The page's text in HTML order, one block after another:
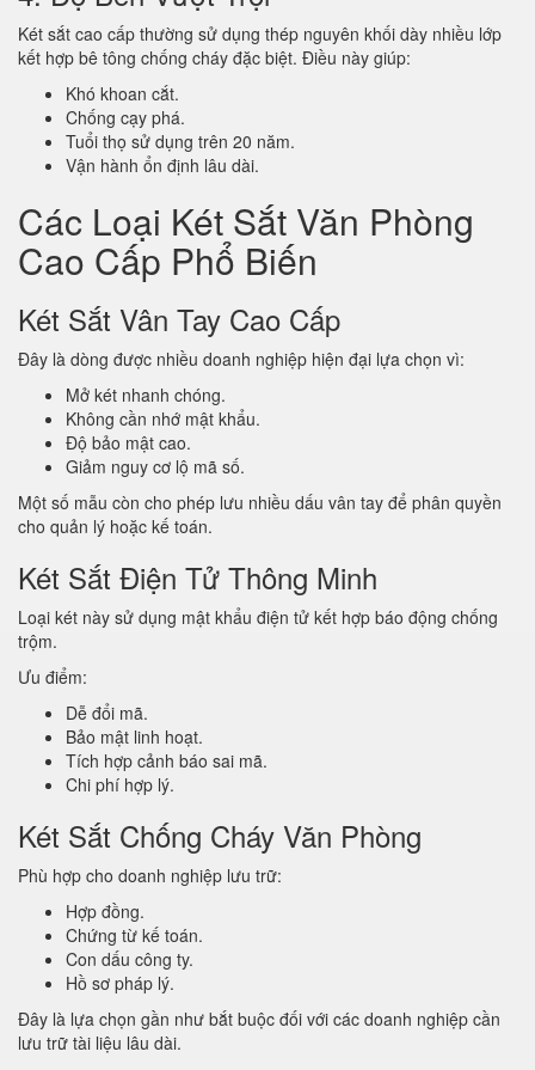
Két sắt cao cấp thường sử dụng thép nguyên khối dày nhiều lớp
kết hợp bê tông chống cháy đặc biệt. Điều này giúp:
Khó khoan cắt.
Chống cạy phá.
Tuổi thọ sử dụng trên 20 năm.
Vận hành ổn định lâu dài.
Các Loại Két Sắt Văn Phòng
Cao Cấp Phổ Biến
Két Sắt Vân Tay Cao Cấp
Đây là dòng được nhiều doanh nghiệp hiện đại lựa chọn vì:
Mở két nhanh chóng.
Không cần nhớ mật khẩu.
Độ bảo mật cao.
Giảm nguy cơ lộ mã số.
Một số mẫu còn cho phép lưu nhiều dấu vân tay để phân quyền
cho quản lý hoặc kế toán.
Két Sắt Điện Tử Thông Minh
Loại két này sử dụng mật khẩu điện tử kết hợp báo động chống
trộm.
Ưu điểm:
Dễ đổi mã.
Bảo mật linh hoạt.
Tích hợp cảnh báo sai mã.
Chi phí hợp lý.
Két Sắt Chống Cháy Văn Phòng
Phù hợp cho doanh nghiệp lưu trữ:
Hợp đồng.
Chứng từ kế toán.
Con dấu công ty.
Hồ sơ pháp lý.
Đây là lựa chọn gần như bắt buộc đối với các doanh nghiệp cần
lưu trữ tài liệu lâu dài.